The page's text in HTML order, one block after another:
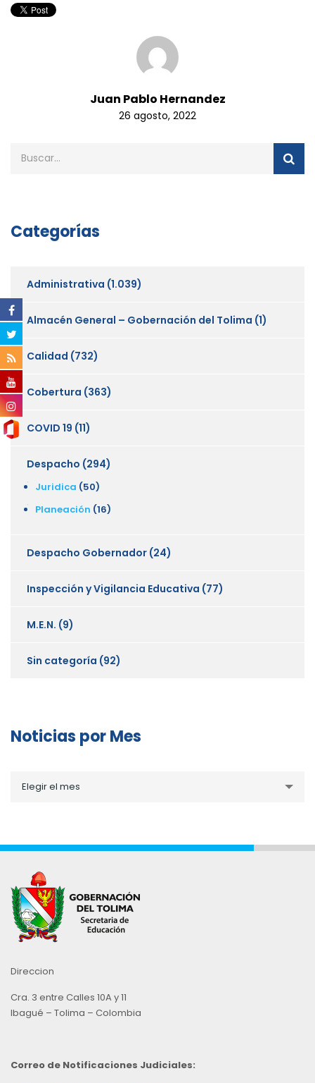
Juan Pablo Hernandez
26 agosto, 2022
Categorías
Administrativa (1.039)
Almacén General – Gobernación del Tolima (1)
Calidad (732)
Cobertura (363)
COVID 19 (11)
Despacho (294)
Juridica (50)
Planeación (16)
Despacho Gobernador (24)
Inspección y Vigilancia Educativa (77)
M.E.N. (9)
Sin categoría (92)
Noticias por Mes
porElegir el mes
Direccion
Cra. 3 entre Calles 10A y 11
Ibagué – Tolima – Colombia
Correo de Notificaciones Judiciales: